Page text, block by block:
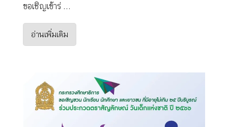
ขอเชิญเข้าร่ ...
อ่านเพิ่มเติม